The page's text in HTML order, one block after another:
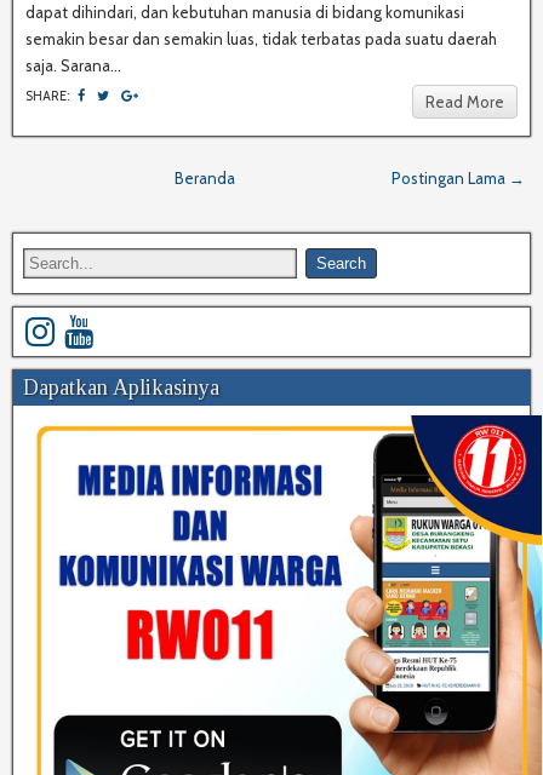
dapat dihindari, dan kebutuhan manusia di bidang komunikasi
semakin besar dan semakin luas, tidak terbatas pada suatu daerah
saja. Sarana...
SHARE: Read More
Postingan Lama →
Beranda
Dapatkan Aplikasinya